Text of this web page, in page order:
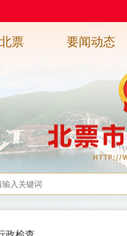
票 要闻动态